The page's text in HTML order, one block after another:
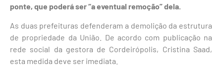
ponte, que poderá ser “a eventual remoção” dela.
As duas prefeituras defenderam a demolição da estrutura
de propriedade da União. De acordo com publicação na
rede social da gestora de Cordeirópolis, Cristina Saad,
esta medida deve ser imediata.